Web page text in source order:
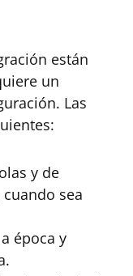
están
un
Las
y de
sea
época y